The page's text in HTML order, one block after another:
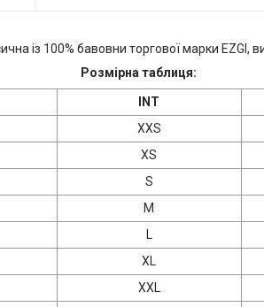
із 100% бавовни торгової марки EZGI,
Розмірна таблиця:
INT
XXS
XS
S
M
L
XL
XXL